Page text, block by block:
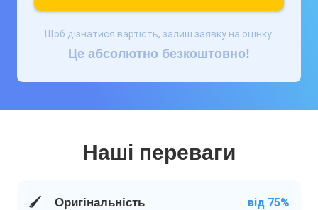
Щоб дізнатися вартість, залиш заявку на оцінку.
Це абсолютно безкоштовно!
Наші переваги
🖌️ Оригінальність від 75%